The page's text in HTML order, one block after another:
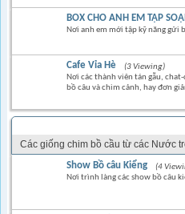
BOX CHO ANH EM TẬP
Nơi anh em mới tập kỹ năng gửi
Cafe Vỉa Hè
(3 Viewing)
Nơi các thành viên tán gẫu,
bồ câu và chim cảnh, hay đơn
Các giống chim bồ cầu từ các Nước
Show Bồ câu Kiểng
(4
Nơi trình làng các show bồ câu